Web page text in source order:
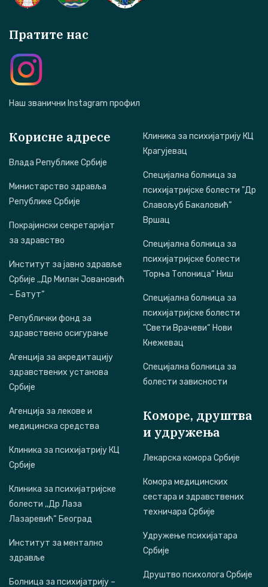
Пратите нас
Наш званични Instagram профил
Корисне адресе
Влада Републике Србије
Министарство здравља
Републике Србије
Покрајински секретаријат
за здравство
Институт за јавно здравље
Србије ,,Др Милан Јовановић
– Батут“
Републички фонд за
здравствено осигурање
Агенција за акредитацију
здравствених установа
Србије
Агенција за лекове и
медицинска средства
Клиника за психијатрију КЦ
Србије
Клиника за психијатријске
болести ,,Др Лаза
Лазаревић“ Београд
Институт за ментално
здравље
Болница за психијатрију –
Клиника за психијатрију КЦ
Крагујевац
Специјална болница за
психијатријске болести "Др
Славољуб Бакаловић“
Вршац
Специјална болница за
психијатријске болести
"Горња Топоница“ Ниш
Специјална болница за
психијатријске болести
"Свети Врачеви“ Нови
Кнежевац
Специјална болница за
болести зависности
Коморе, друштва
и удружења
Лекарска комора Србије
Комора медицинских
сестара и здравствених
техничара Србије
Удружење психијатара
Србије
Друштво психолога Србије